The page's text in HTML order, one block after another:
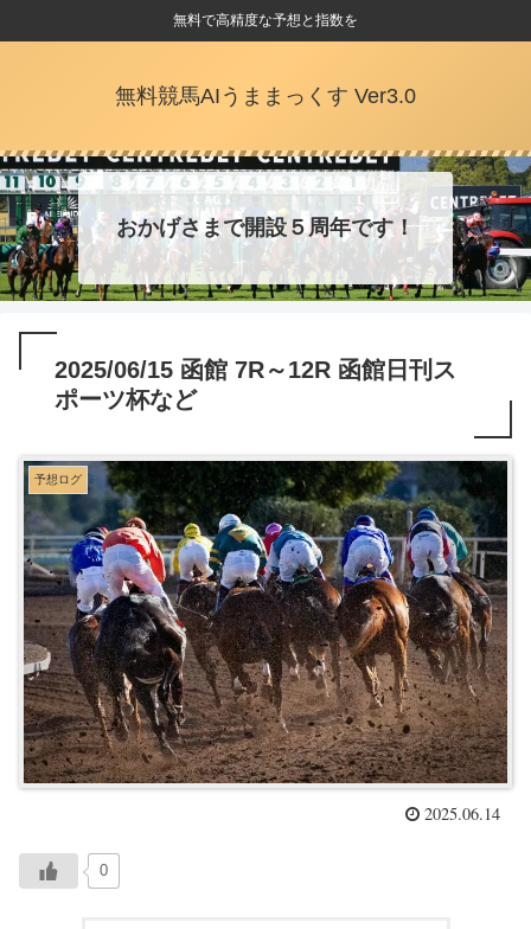
無料で高精度な予想と指数を
無料競馬AIうままっくす Ver3.0
おかげさまで開設５周年です！
2025/06/15 函館 7R～12R 函館日刊ス
ポーツ杯など
予想ログ
2025.06.14
0